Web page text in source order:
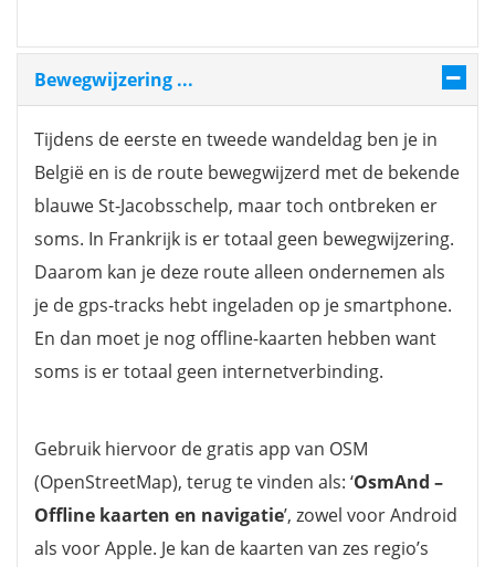
Bewegwijzering ...
Tijdens de eerste en tweede wandeldag ben je in
België en is de route bewegwijzerd met de bekende
blauwe St-Jacobsschelp, maar toch ontbreken er
soms. In Frankrijk is er totaal geen bewegwijzering.
Daarom kan je deze route alleen ondernemen als
je de gps-tracks hebt ingeladen op je smartphone.
En dan moet je nog offline-kaarten hebben want
soms is er totaal geen internetverbinding.
Gebruik hiervoor de gratis app van OSM
(OpenStreetMap), terug te vinden als: ‘OsmAnd –
Offline kaarten en navigatie’, zowel voor Android
als voor Apple. Je kan de kaarten van zes regio’s